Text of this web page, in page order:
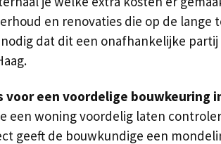
en renovaties die op de lange
dat dit een onafhankelijke
voor een voordelige bouwkeuring
een woning voordelig laten
geeft de bouwkundige een